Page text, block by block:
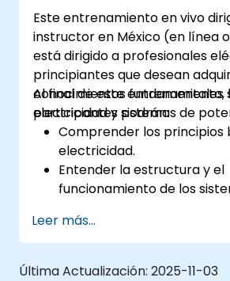
Este entrenamiento en vivo
instructor en México (en línea
está dirigido a profesionales
principiantes que desean
conocimientos fundamentales
electricidad y sistemas de
Al final de este entrenamiento,
participantes podrán:
Comprender los principios
electricidad.
Entender la estructura y el
funcionamiento de los
Aplicar las normativas
almacenamiento de
cogeneración.
Leer más...
Última Actualización: 2025-11-03